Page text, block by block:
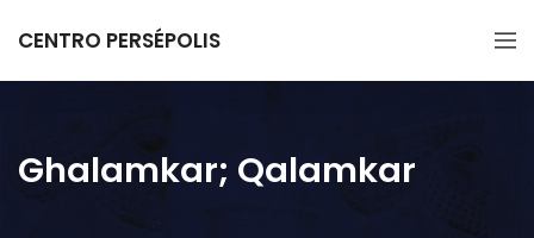
CENTRO PERSÉPOLIS
Ghalamkar; Qalamkar